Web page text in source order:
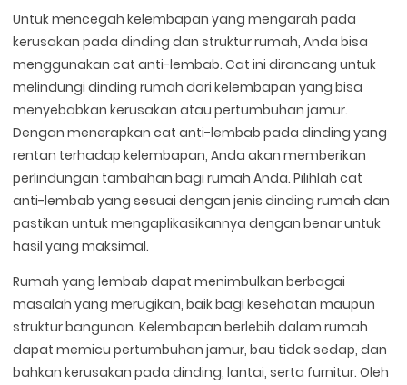
Untuk mencegah kelembapan yang mengarah pada
kerusakan pada dinding dan struktur rumah, Anda bisa
menggunakan cat anti-lembab. Cat ini dirancang untuk
melindungi dinding rumah dari kelembapan yang bisa
menyebabkan kerusakan atau pertumbuhan jamur.
Dengan menerapkan cat anti-lembab pada dinding yang
rentan terhadap kelembapan, Anda akan memberikan
perlindungan tambahan bagi rumah Anda. Pilihlah cat
anti-lembab yang sesuai dengan jenis dinding rumah dan
pastikan untuk mengaplikasikannya dengan benar untuk
hasil yang maksimal.
Rumah yang lembab dapat menimbulkan berbagai
masalah yang merugikan, baik bagi kesehatan maupun
struktur bangunan. Kelembapan berlebih dalam rumah
dapat memicu pertumbuhan jamur, bau tidak sedap, dan
bahkan kerusakan pada dinding, lantai, serta furnitur. Oleh